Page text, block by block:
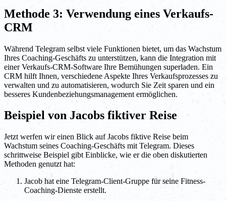
Methode 3: Verwendung eines Verkaufs-
CRM
Während Telegram selbst viele Funktionen bietet, um das Wachstum
Ihres Coaching-Geschäfts zu unterstützen, kann die Integration mit
einer Verkaufs-CRM-Software Ihre Bemühungen superladen. Ein
CRM hilft Ihnen, verschiedene Aspekte Ihres Verkaufsprozesses zu
verwalten und zu automatisieren, wodurch Sie Zeit sparen und ein
besseres Kundenbeziehungsmanagement ermöglichen.
Beispiel von Jacobs fiktiver Reise
Jetzt werfen wir einen Blick auf Jacobs fiktive Reise beim
Wachstum seines Coaching-Geschäfts mit Telegram. Dieses
schrittweise Beispiel gibt Einblicke, wie er die oben diskutierten
Methoden genutzt hat:
Jacob hat eine Telegram-Client-Gruppe für seine Fitness-
Coaching-Dienste erstellt.